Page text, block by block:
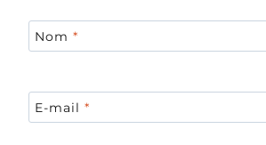
Nom *
E-mail *